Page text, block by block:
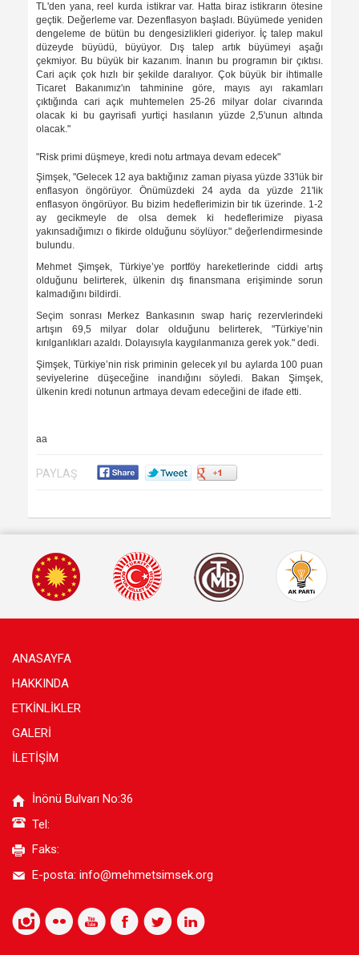
TL'den yana, reel kurda istikrar var. Hatta biraz istikrarın ötesine
geçtik. Değerleme var. Dezenflasyon başladı. Büyümede yeniden
dengeleme de bütün bu dengesizlikleri gideriyor. İç talep makul
düzeyde büyüdü, büyüyor. Dış talep artık büyümeyi aşağı
çekmiyor. Bu büyük bir kazanım. İnanın bu programın bir çıktısı.
Cari açık çok hızlı bir şekilde daralıyor. Çok büyük bir ihtimalle
Ticaret Bakanımız'ın tahminine göre, mayıs ayı rakamları
çıktığında cari açık muhtemelen 25-26 milyar dolar civarında
olacak ki bu gayrisafi yurtiçi hasılanın yüzde 2,5'unun altında
olacak."
"Risk primi düşmeye, kredi notu artmaya devam edecek"
Şimşek, "Gelecek 12 aya baktığınız zaman piyasa yüzde 33'lük bir
enflasyon öngörüyor. Önümüzdeki 24 ayda da yüzde 21'lik
enflasyon öngörüyor. Bu bizim hedeflerimizin bir tık üzerinde. 1-2
ay gecikmeyle de olsa demek ki hedeflerimize piyasa
yakınsadığımızı o fikirde olduğunu söylüyor." değerlendirmesinde
bulundu.
Mehmet Şimşek, Türkiye’ye portföy hareketlerinde ciddi artış
olduğunu belirterek, ülkenin dış finansmana erişiminde sorun
kalmadığını bildirdi.
Seçim sonrası Merkez Bankasının swap hariç rezervlerindeki
artışın 69,5 milyar dolar olduğunu belirterek, "Türkiye’nin
kırılganlıkları azaldı. Dolayısıyla kaygılanmanıza gerek yok." dedi.
Şimşek, Türkiye’nin risk priminin gelecek yıl bu aylarda 100 puan
seviyelerine düşeceğine inandığını söyledi. Bakan Şimşek,
ülkenin kredi notunun artmaya devam edeceğini de ifade etti.
aa
PAYLAŞ
ANASAYFA
HAKKINDA
ETKİNLİKLER
GALERİ
İLETİŞİM
İnönü Bulvarı No:36
Tel:
Faks:
E-posta: info@mehmetsimsek.org